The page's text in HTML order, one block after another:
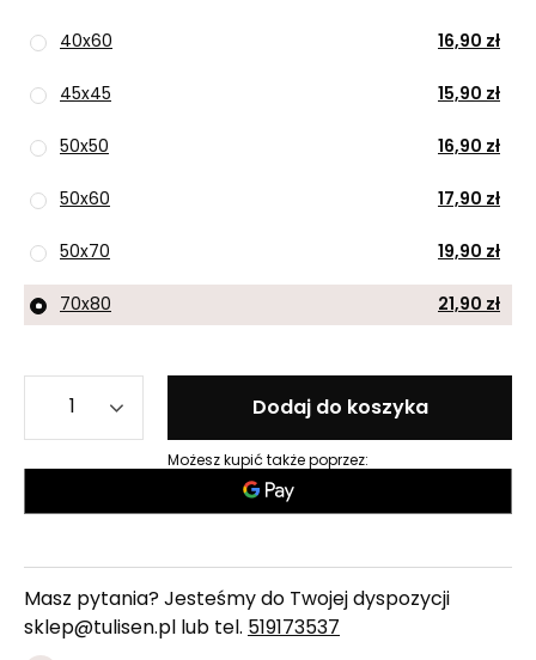
40x60 16,90 zł
45x45 15,90 zł
50x50 16,90 zł
50x60 17,90 zł
50x70 19,90 zł
70x80 21,90 zł
Dodaj do koszyka
Możesz kupić także poprzez:
Masz pytania? Jesteśmy do Twojej dyspozycji
sklep@tulisen.pl lub tel. 519173537